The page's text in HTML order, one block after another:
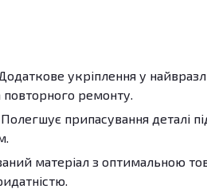
укріплення у
повторного ремонту.
Полегшує припасування деталі
матеріал з оптимальною